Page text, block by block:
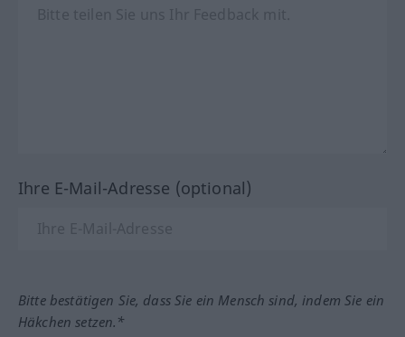
Ihre E-Mail-Adresse (optional)
Bitte bestätigen Sie, dass Sie ein Mensch sind, indem Sie ein
Häkchen setzen.*